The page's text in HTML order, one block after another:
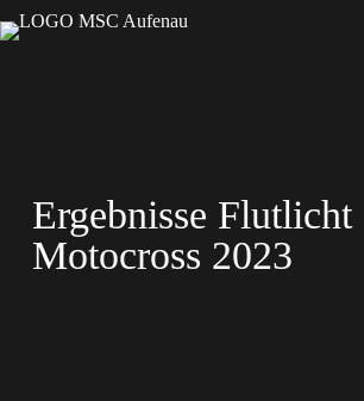
Ergebnisse Flutlicht
Motocross 2023